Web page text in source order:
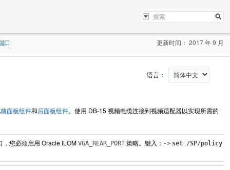
口 更新时间： 2017 年 9 月
语言：
前面板组件和后面板组件。使用 DB-15 视频电缆连接到视频适配器以实现所需的
您必须启用 Oracle ILOM VGA_REAR_PORT 策略。键入： -> set /SP/policy